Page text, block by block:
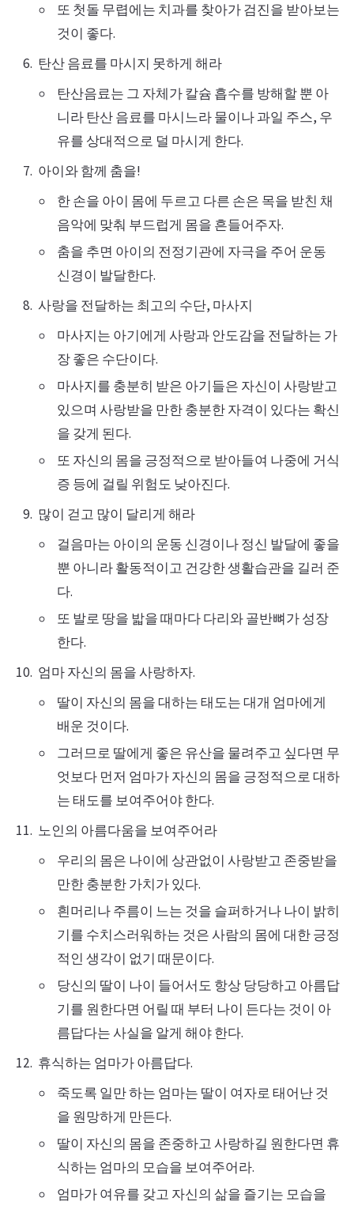
또 첫돌 무렵에는 치과를 찾아가 검진을 받아보는
것이 좋다.
탄산 음료를 마시지 못하게 해라
탄산음료는 그 자체가 칼슘 흡수를 방해할 뿐 아
니라 탄산 음료를 마시느라 물이나 과일 주스, 우
유를 상대적으로 덜 마시게 한다.
아이와 함께 춤을!
한 손을 아이 몸에 두르고 다른 손은 목을 받친 채
음악에 맞춰 부드럽게 몸을 흔들어주자.
춤을 추면 아이의 전정기관에 자극을 주어 운동
신경이 발달한다.
사랑을 전달하는 최고의 수단, 마사지
마사지는 아기에게 사랑과 안도감을 전달하는 가
장 좋은 수단이다.
마사지를 충분히 받은 아기들은 자신이 사랑받고
있으며 사랑받을 만한 충분한 자격이 있다는 확신
을 갖게 된다.
또 자신의 몸을 긍정적으로 받아들여 나중에 거식
증 등에 걸릴 위험도 낮아진다.
많이 걷고 많이 달리게 해라
걸음마는 아이의 운동 신경이나 정신 발달에 좋을
뿐 아니라 활동적이고 건강한 생활습관을 길러 준
다.
또 발로 땅을 밟을 때마다 다리와 골반뼈가 성장
한다.
엄마 자신의 몸을 사랑하자.
딸이 자신의 몸을 대하는 태도는 대개 엄마에게
배운 것이다.
그러므로 딸에게 좋은 유산을 물려주고 싶다면 무
엇보다 먼저 엄마가 자신의 몸을 긍정적으로 대하
는 태도를 보여주어야 한다.
노인의 아름다움을 보여주어라
우리의 몸은 나이에 상관없이 사랑받고 존중받을
만한 충분한 가치가 있다.
흰머리나 주름이 느는 것을 슬퍼하거나 나이 밝히
기를 수치스러워하는 것은 사람의 몸에 대한 긍정
적인 생각이 없기 때문이다.
당신의 딸이 나이 들어서도 항상 당당하고 아름답
기를 원한다면 어릴 때 부터 나이 든다는 것이 아
름답다는 사실을 알게 해야 한다.
휴식하는 엄마가 아름답다.
죽도록 일만 하는 엄마는 딸이 여자로 태어난 것
을 원망하게 만든다.
딸이 자신의 몸을 존중하고 사랑하길 원한다면 휴
식하는 엄마의 모습을 보여주어라.
엄마가 여유를 갖고 자신의 삶을 즐기는 모습을